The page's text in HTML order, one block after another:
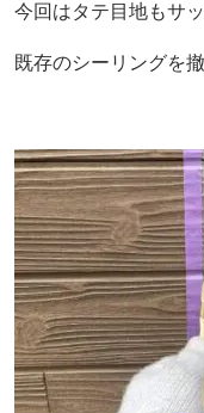
今回はタテ目地もサ
既存のシーリングを